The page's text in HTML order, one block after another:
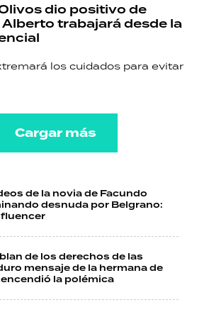
dio positivo de
trabajará desde la
los cuidados para evitar
Cargar más
de la novia de Facundo
desnuda por Belgrano:
de los derechos de las
mensaje de la hermana de
la polémica